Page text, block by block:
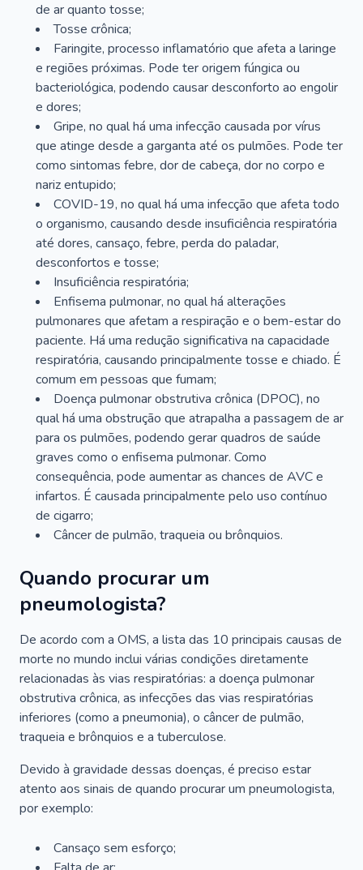
de ar quanto tosse;
Tosse crônica;
Faringite, processo inflamatório que afeta a laringe
e regiões próximas. Pode ter origem fúngica ou
bacteriológica, podendo causar desconforto ao engolir
e dores;
Gripe, no qual há uma infecção causada por vírus
que atinge desde a garganta até os pulmões. Pode ter
como sintomas febre, dor de cabeça, dor no corpo e
nariz entupido;
COVID-19, no qual há uma infecção que afeta todo
o organismo, causando desde insuficiência respiratória
até dores, cansaço, febre, perda do paladar,
desconfortos e tosse;
Insuficiência respiratória;
Enfisema pulmonar, no qual há alterações
pulmonares que afetam a respiração e o bem-estar do
paciente. Há uma redução significativa na capacidade
respiratória, causando principalmente tosse e chiado. É
comum em pessoas que fumam;
Doença pulmonar obstrutiva crônica (DPOC), no
qual há uma obstrução que atrapalha a passagem de ar
para os pulmões, podendo gerar quadros de saúde
graves como o enfisema pulmonar. Como
consequência, pode aumentar as chances de AVC e
infartos. É causada principalmente pelo uso contínuo
de cigarro;
Câncer de pulmão, traqueia ou brônquios.
Quando procurar um
pneumologista?
De acordo com a OMS, a lista das 10 principais causas de
morte no mundo inclui várias condições diretamente
relacionadas às vias respiratórias: a doença pulmonar
obstrutiva crônica, as infecções das vias respiratórias
inferiores (como a pneumonia), o câncer de pulmão,
traqueia e brônquios e a tuberculose.
Devido à gravidade dessas doenças, é preciso estar
atento aos sinais de quando procurar um pneumologista,
por exemplo:
Cansaço sem esforço;